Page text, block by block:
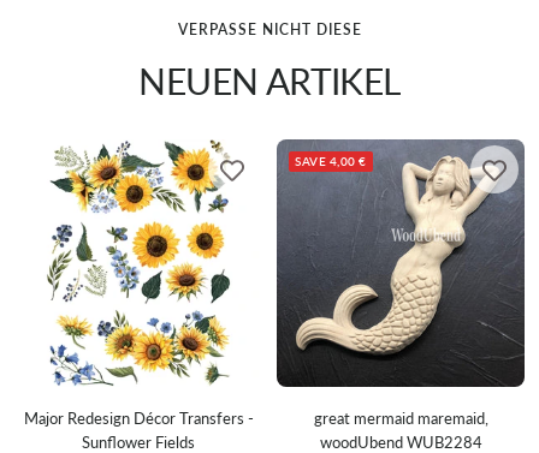
VERPASSE NICHT DIESE
NEUEN ARTIKEL
Major Redesign Décor Transfers -
Sunflower Fields
SAVE 4,00 €
great mermaid maremaid,
woodUbend WUB2284